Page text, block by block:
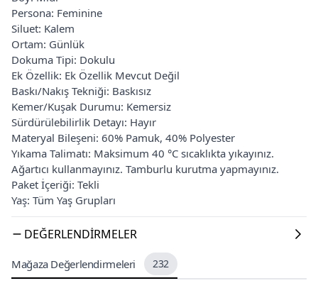
Persona: Feminine
Siluet: Kalem
Ortam: Günlük
Dokuma Tipi: Dokulu
Ek Özellik: Ek Özellik Mevcut Değil
Baskı/Nakış Tekniği: Baskısız
Kemer/Kuşak Durumu: Kemersiz
Sürdürülebilirlik Detayı: Hayır
Materyal Bileşeni: 60% Pamuk, 40% Polyester
Yıkama Talimatı: Maksimum 40 °C sıcaklıkta yıkayınız.
Ağartıcı kullanmayınız. Tamburlu kurutma yapmayınız.
Paket İçeriği: Tekli
Yaş: Tüm Yaş Grupları
DEĞERLENDIRMELER
Mağaza Değerlendirmeleri 232